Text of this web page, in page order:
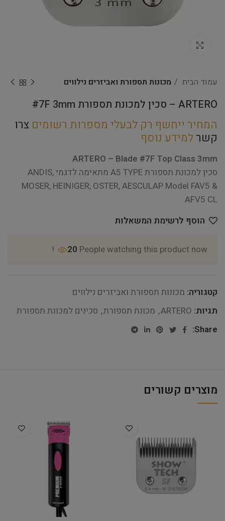
עמוד הבית מכונות תספורת ואביזרים נילווים
ARTERO – סכין למכונת תספורת #7F 3mm
המחיר ייחשף רק לבעלי מספרות רשומים צרו
קשרלמידע נוסף
ARTERO – Blade #7F Top Class 3mm
סכין למכונת תספורת A5 TYPE מתאימה לדגמי ANDIS,
MOSER, HEINIGER, OSTER, AESCULAP Model FAV5 &
AFV5 CL
הוסף לרשימת המשאלות
20 People watching this product now!
קטגוריה: מכונות תספורת ואביזרים נילווים
תגיות: ARTERO
, מכונת תספורת, סכינים למכונת תספורת
Share:
מוצרים קשורים